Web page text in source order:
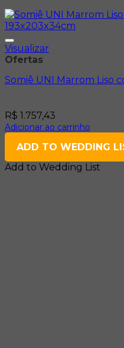
Visualizar
Ofertas
Somiê UNI Marrom Liso
R$ 1.757,43
Adicionar ao carrinho
ADD TO WEDDING
Add to Wedding List